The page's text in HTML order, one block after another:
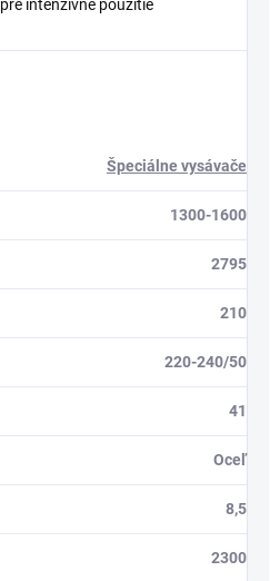
intenzívne použitie
Špeciálne vysávače
1300-1600
2795
210
220-240/50
41
Oceľ
8,5
2300